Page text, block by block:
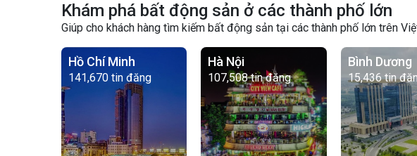
Khám phá bất động sản ở các thành phố lớn
Giúp cho khách hàng tìm kiếm bất động sản tại các thành phố lớn trên
Hồ Chí Minh
141,670 tin đăng
Hà Nội
107,508 tin đăng
Bình Dương
15,436 tin